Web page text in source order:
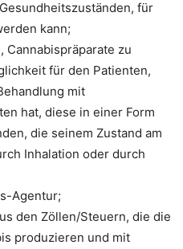
für
kann;
Cannabispräparate zu
für den Patienten,
mit
hat, diese in einer Form
die seinem Zustand am
Inhalation oder durch
Agentur;
den Zöllen/Steuern, die die
produzieren und mit